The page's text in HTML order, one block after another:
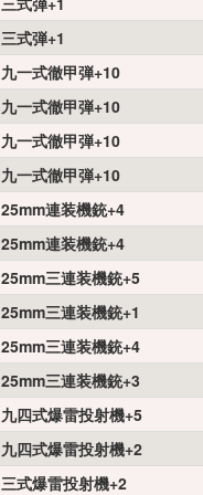
三式弾+1
九一式徹甲弾+10
九一式徹甲弾+10
九一式徹甲弾+10
九一式徹甲弾+10
25mm連装機銃+4
25mm連装機銃+4
25mm三連装機銃+5
25mm三連装機銃+1
25mm三連装機銃+4
25mm三連装機銃+3
九四式爆雷投射機+5
九四式爆雷投射機+2
三式爆雷投射機+2